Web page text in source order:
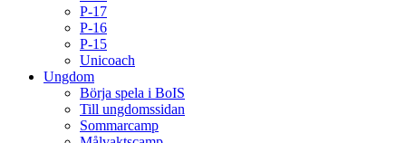
P-17
P-16
P-15
Unicoach
Ungdom
Börja spela i BoIS
Till ungdomssidan
Sommarcamp